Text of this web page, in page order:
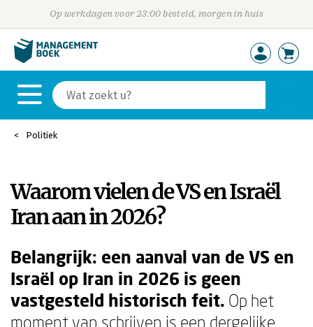
Op werkdagen voor 23:00 besteld, morgen in huis
Politiek
Waarom vielen de VS en Israël
Iran aan in 2026?
Belangrijk: een aanval van de VS en
Israël op Iran in 2026 is geen
vastgesteld historisch feit. Op het
moment van schrijven is een dergelijke